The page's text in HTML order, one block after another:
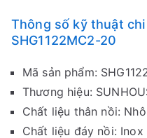
Thông số kỹ thuật
SHG1122MC2-20
Mã sản phẩm:
Thương hiệu:
Chất liệu thân nồi:
Chất liệu đáy nồi: